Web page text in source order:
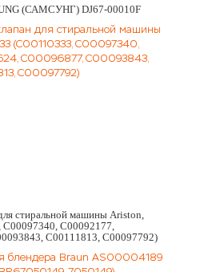
(САМСУНГ) DJ67-00010F
стиральной машины Ariston,
C00092177,
C00111813, C00097792)